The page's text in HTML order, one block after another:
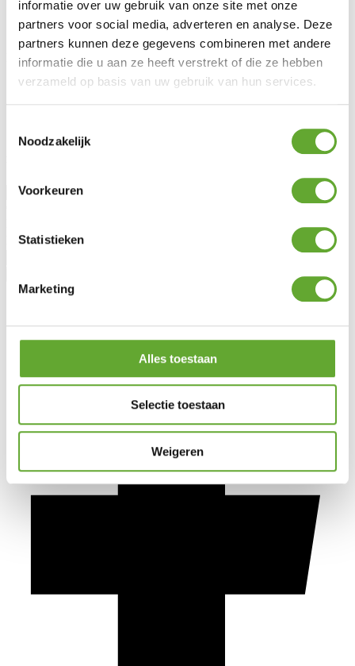
informatie over uw gebruik van onze site met onze
partners voor social media, adverteren en analyse. Deze
partners kunnen deze gegevens combineren met andere
informatie die u aan ze heeft verstrekt of die ze hebben
verzameld op basis van uw gebruik van hun services.
Noodzakelijk
Voorkeuren
Statistieken
Marketing
Alles toestaan
Selectie toestaan
Weigeren
Entretien & garantie
Demander des conseils
MR Solar
À propos de nous
Nom